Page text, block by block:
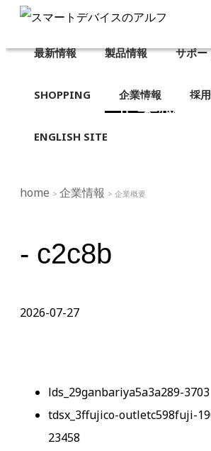
最新情報 製品情報 サポー
SHOPPING 企業情報 採
ENGLISH SITE
企業概要
home > 企業情報 > 企業概要
- c2c8b
2026-07-27
lds_29ganbariya5a3a289-3703
tdsx_3ffujico-outletc598fuji-
23458